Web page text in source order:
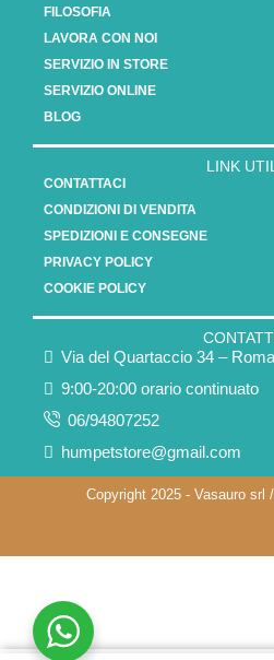
FILOSOFIA
LAVORA CON NOI
SERVIZIO IN STORE
SERVIZIO ONLINE
BLOG
LINK
CONTATTACI
CONDIZIONI DI VENDITA
SPEDIZIONI E CONSEGNE
PRIVACY POLICY
COOKIE POLICY
Via del Quartaccio 34 – Roma
9:00-20:00 orario continuato
06/94807252
humpetstore@gmail.com
Copyright 2025 - Vasauro srl